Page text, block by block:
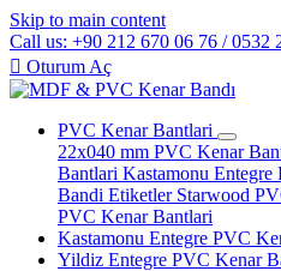
Skip to main content
Call us: +90 212 670 06 76 / 0532
 Oturum Aç
PVC Kenar Bantlari
22x040 mm PVC Kenar
Bantlari Kastamonu
Bandi Etiketler Starwood
PVC Kenar Bantlari
Kastamonu Entegre PVC
Yildiz Entegre PVC Kenar